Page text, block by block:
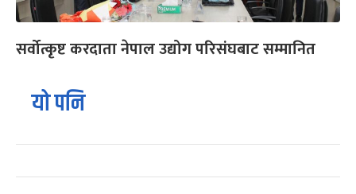
सर्वोत्कृष्ट करदाता नेपाल उद्योग परिसंघबाट सम्मानित
यो पनि